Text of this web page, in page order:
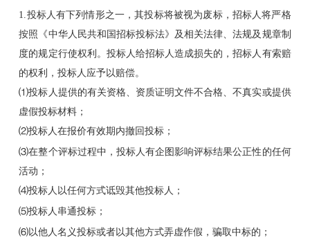
1.投标人有下列情形之一，其投标将被视为废标，招标人将严格
按照《中华人民共和国招标投标法》及相关法律、法规及规章制
度的规定行使权利。投标人给招标人造成损失的，招标人有索赔
的权利，投标人应予以赔偿。
⑴投标人提供的有关资格、资质证明文件不合格、不真实或提供
虚假投标材料；
⑵投标人在报价有效期内撤回投标；
⑶在整个评标过程中，投标人有企图影响评标结果公正性的任何
活动；
⑷投标人以任何方式诋毁其他投标人；
⑸投标人串通投标；
⑹以他人名义投标或者以其他方式弄虚作假，骗取中标的；